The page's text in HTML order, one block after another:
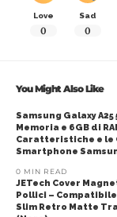
Love
0
Sad
0
You Might Also Like
Samsung Galaxy A25
Memoria e 6GB di
Caratteristiche e le
Smartphone
0 MIN READ
JETech Cover
Pollici –
Slim Retro Matte